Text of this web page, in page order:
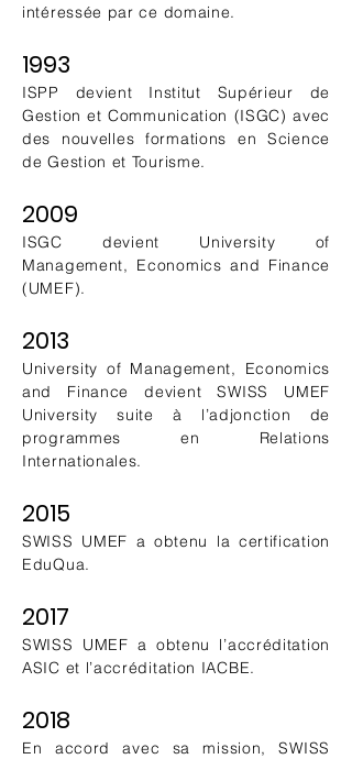
intéressée par ce domaine.
1993
ISPP devient Institut Supérieur de
Gestion et Communication (ISGC) avec
des nouvelles formations en Science
de Gestion et Tourisme.
2009
ISGC devient University of
Management, Economics and Finance
(UMEF).
2013
University of Management, Economics
and Finance devient SWISS UMEF
University suite à l’adjonction de
programmes en Relations
Internationales.
2015
SWISS UMEF a obtenu la certification
EduQua.
2017
SWISS UMEF a obtenu l’accréditation
ASIC et l’accréditation IACBE.
2018
En accord avec sa mission, SWISS